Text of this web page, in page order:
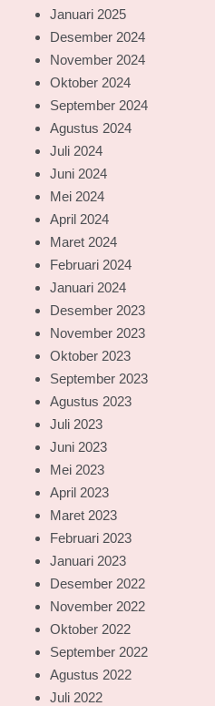
Januari 2025
Desember 2024
November 2024
Oktober 2024
September 2024
Agustus 2024
Juli 2024
Juni 2024
Mei 2024
April 2024
Maret 2024
Februari 2024
Januari 2024
Desember 2023
November 2023
Oktober 2023
September 2023
Agustus 2023
Juli 2023
Juni 2023
Mei 2023
April 2023
Maret 2023
Februari 2023
Januari 2023
Desember 2022
November 2022
Oktober 2022
September 2022
Agustus 2022
Juli 2022